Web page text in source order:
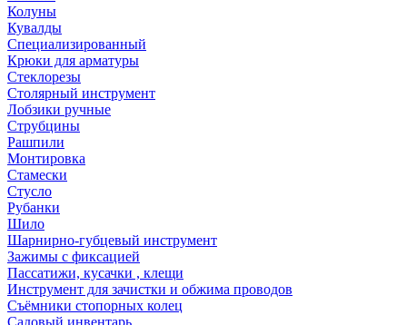
Колуны
Кувалды
Специализированный
Крюки для арматуры
Стеклорезы
Столярный инструмент
Лобзики ручные
Струбцины
Рашпили
Монтировка
Стамески
Стусло
Рубанки
Шило
Шарнирно-губцевый инструмент
Зажимы с фиксацией
Пассатижи, кусачки , клещи
Инструмент для зачистки и обжима проводов
Съёмники стопорных колец
Садовый инвентарь